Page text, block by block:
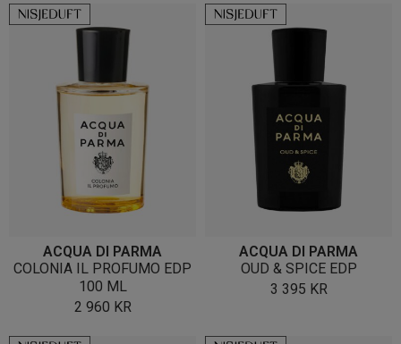
ACQUA DI PARMA
COLONIA IL PROFUMO EDP
100 ML
2 960 KR
ACQUA DI PARMA
OUD & SPICE EDP
3 395 KR